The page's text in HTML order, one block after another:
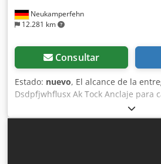
Neukamperfehn
12.281 km
Consultar
Estado: nuevo, El alcance de la
Dsdpfjwhflusx Ak Tock Anclaje para
V3 M12x105 5-25 Cantidad mínima
Fabricante: Hilti Versión: Acero al
Aprobado para: hormigón fisurado